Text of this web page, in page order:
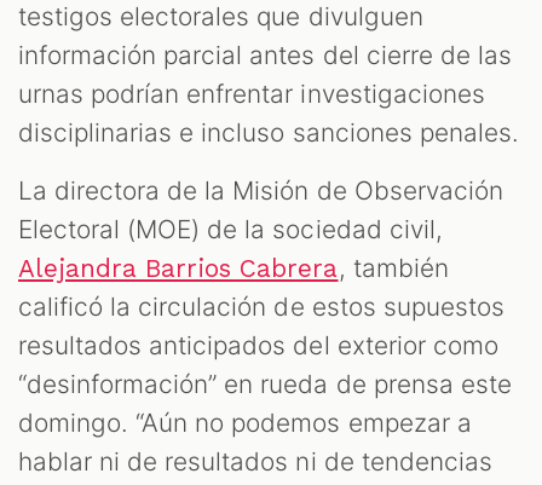
testigos electorales que divulguen
información parcial antes del cierre de las
urnas podrían enfrentar investigaciones
disciplinarias e incluso sanciones penales.
La directora de la Misión de Observación
Electoral (MOE) de la sociedad civil,
Alejandra Barrios Cabrera, también
calificó la circulación de estos supuestos
resultados anticipados del exterior como
“desinformación” en rueda de prensa este
domingo. “Aún no podemos empezar a
hablar ni de resultados ni de tendencias